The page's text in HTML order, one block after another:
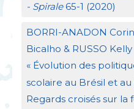
- Spirale65-1 (2020)
BORRI-ANADON
Bicalho & RUSSO Kelly
« Évolution des
scolaire au Brésil et
Regards croisés sur la